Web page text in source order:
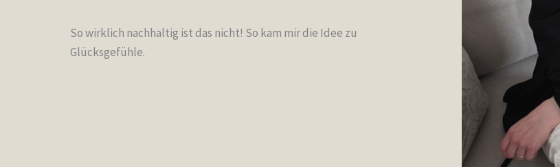
So wirklich nachhaltig ist das nicht! So kam mir die Idee zu
Glücksgefühle.